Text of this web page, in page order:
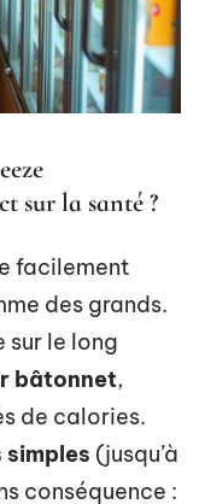
sur la santé ?
facilement
des grands.
sur le long
bâtonnet,
de calories.
simples (jusqu’à
conséquence :